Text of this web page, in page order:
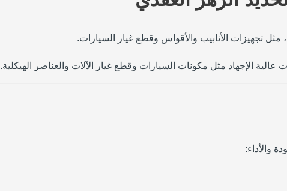
تجهيزات الأنابيب والأقواس وقطع غيار السيارات.
الإجهاد مثل مكونات السيارات وقطع غيار الآلات والعناصر الهيكلية.
والأداء: